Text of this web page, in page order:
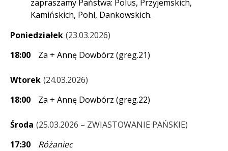
zapraszamy Państwa: Polus, Przyjemskich,
Kamińskich, Pohl, Dankowskich.
Poniedziałek 23.03.2026
18:00
Za + Annę Dowbórz (greg.21)
Wtorek 24.03.2026
18:00
Za + Annę Dowbórz (greg.22)
Środa 25.03.2026 – ZWIASTOWANIE PAŃSKIE
17:30
Różaniec